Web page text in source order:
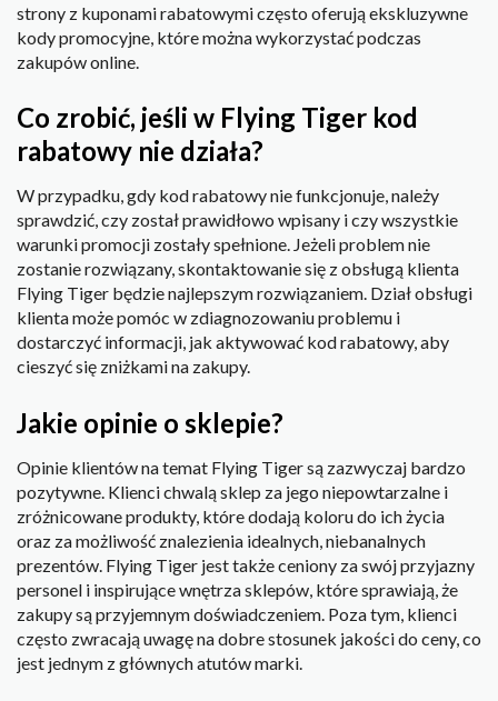
strony z kuponami rabatowymi często oferują ekskluzywne
kody promocyjne, które można wykorzystać podczas
zakupów online.
Co zrobić, jeśli w Flying Tiger kod
rabatowy nie działa?
W przypadku, gdy kod rabatowy nie funkcjonuje, należy
sprawdzić, czy został prawidłowo wpisany i czy wszystkie
warunki promocji zostały spełnione. Jeżeli problem nie
zostanie rozwiązany, skontaktowanie się z obsługą klienta
Flying Tiger będzie najlepszym rozwiązaniem. Dział obsługi
klienta może pomóc w zdiagnozowaniu problemu i
dostarczyć informacji, jak aktywować kod rabatowy, aby
cieszyć się zniżkami na zakupy.
Jakie opinie o sklepie?
Opinie klientów na temat Flying Tiger są zazwyczaj bardzo
pozytywne. Klienci chwalą sklep za jego niepowtarzalne i
zróżnicowane produkty, które dodają koloru do ich życia
oraz za możliwość znalezienia idealnych, niebanalnych
prezentów. Flying Tiger jest także ceniony za swój przyjazny
personel i inspirujące wnętrza sklepów, które sprawiają, że
zakupy są przyjemnym doświadczeniem. Poza tym, klienci
często zwracają uwagę na dobre stosunek jakości do ceny, co
jest jednym z głównych atutów marki.